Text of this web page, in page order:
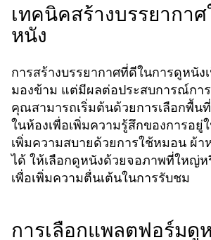
เทคนิคสร้างบรรยากา
หนัง
การสร้างบรรยากาศที่ดีในการดูหนัง
มองข้าม แต่มีผลต่อประสบการณ์กา
คุณสามารถเริ่มต้นด้วยการเลือกพื้น
ในห้องเพื่อเพิ่มความรู้สึกของการอยู่
เพิ่มความสบายด้วยการใช้หมอน ผ้า
ได้ ให้เลือกดูหนังด้วยจอภาพที่ใหญ่ห
เพื่อเพิ่มความตื่นเต้นในการรับชม
การเลือกแพลตฟอร์มดู